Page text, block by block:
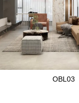
OBL03